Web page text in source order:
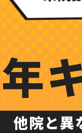
他院と異